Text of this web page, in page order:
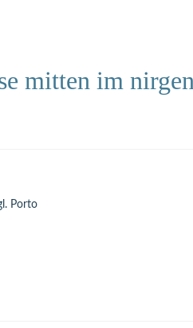
mitten im
Porto